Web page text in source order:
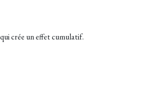
crée un effet cumulatif.